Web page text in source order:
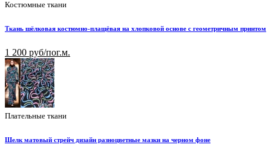
Костюмные ткани
Ткань шёлковая костюмно-плащёвая на хлопковой основе с геометричным принтом
1 200 руб/пог.м.
Плательные ткани
Шелк матовый стрейч дизайн разноцветные мазки на черном фоне